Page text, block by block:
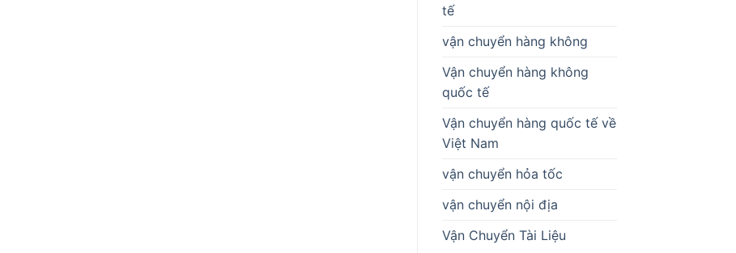
tế
vận chuyển hàng không
Vận chuyển hàng không
quốc tế
Vận chuyển hàng quốc tế về
Việt Nam
vận chuyển hỏa tốc
vận chuyển nội địa
Vận Chuyển Tài Liệu